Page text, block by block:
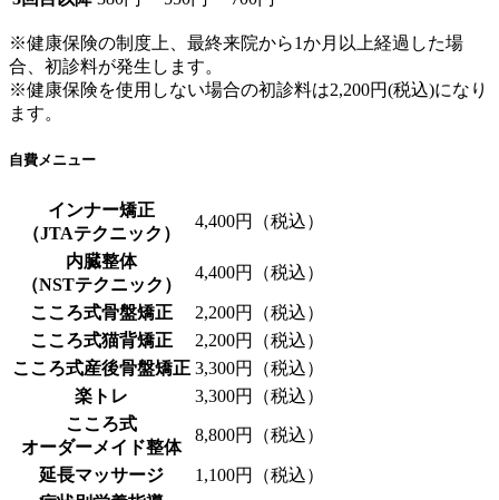
※健康保険の制度上、最終来院から1か月以上経過した場
合、初診料が発生します。
※健康保険を使用しない場合の初診料は2,200円(税込)になり
ます。
自費メニュー
インナー矯正
（JTAテクニック）
4,400円（税込）
内臓整体
（NSTテクニック）
4,400円（税込）
こころ式骨盤矯正
2,200円（税込）
こころ式猫背矯正
2,200円（税込）
こころ式産後骨盤矯正 3,300円（税込）
楽トレ
3,300円（税込）
こころ式
オーダーメイド整体
8,800円（税込）
延長マッサージ
1,100円（税込）